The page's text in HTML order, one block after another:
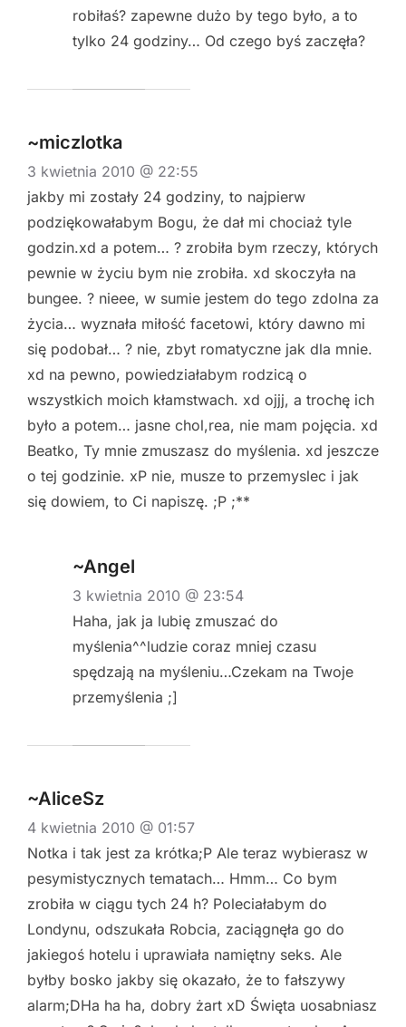
robiłaś? zapewne dużo by tego było, a to
tylko 24 godziny… Od czego byś zaczęła?
~miczlotka
3 kwietnia 2010 @ 22:55
jakby mi zostały 24 godziny, to najpierw
podziękowałabym Bogu, że dał mi chociaż tyle
godzin.xd a potem… ? zrobiła bym rzeczy, których
pewnie w życiu bym nie zrobiła. xd skoczyła na
bungee. ? nieee, w sumie jestem do tego zdolna za
życia… wyznała miłość facetowi, który dawno mi
się podobał… ? nie, zbyt romatyczne jak dla mnie.
xd na pewno, powiedziałabym rodzicą o
wszystkich moich kłamstwach. xd ojjj, a trochę ich
było a potem… jasne chol,rea, nie mam pojęcia. xd
Beatko, Ty mnie zmuszasz do myślenia. xd jeszcze
o tej godzinie. xP nie, musze to przemyslec i jak
się dowiem, to Ci napiszę. ;P ;**
~Angel
3 kwietnia 2010 @ 23:54
Haha, jak ja lubię zmuszać do
myślenia^^ludzie coraz mniej czasu
spędzają na myśleniu…Czekam na Twoje
przemyślenia ;]
~AliceSz
4 kwietnia 2010 @ 01:57
Notka i tak jest za krótka;P Ale teraz wybierasz w
pesymistycznych tematach… Hmm… Co bym
zrobiła w ciągu tych 24 h? Poleciałabym do
Londynu, odszukała Robcia, zaciągnęła go do
jakiegoś hotelu i uprawiała namiętny seks. Ale
byłby bosko jakby się okazało, że to fałszywy
alarm;DHa ha ha, dobry żart xD Święta uosabniasz